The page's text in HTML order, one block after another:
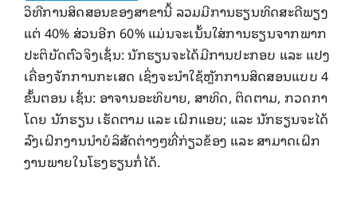
ວິທີ​ການ​ສິດສອນ​ຂອງ​ສາຂາ​ນີ້ ລວມມີ​ການ​ຮຽນທິດສະດີພຽງ
ແຕ່ 40% ສ່ວນອີກ 60% ແມ່ນຈະເນັ້ນ​ໃສ່ການຮຽນຈາກ​ພາກ
ປະຕິບັດຕົວຈິງ​ເຊັ່ນ: ນັກຮຽນຈະໄດ້ມີການປະກອບ ແລະ ແປງ
ເຄື່ອງຈັກການກະເສດ ​ເຊິ່ງຈະ​ນໍາ​ໃຊ້​ຫຼັກການ​ສິດສອນ​ແບບ 4
ຂັ້ນຕອນ​ ​ເຊັ່ນ: ອາຈານ​ອະທິບາຍ​, ສາທິດ, ຕິດຕາມ, ກວດກາ ​​
ໂດຍ ນັກຮຽນ ​ເຮັດ​ຕາມ ​ແລະ ​ເຝິກ​ແອບ; ​ແລະ ນັກຮຽນຈະໄດ້
ລົງ​ເຝິກງານນໍາບໍລິສັດຕ່າງໆທີ່ກ່ຽວຂ້ອງ ​ແລະ ສາມາດເຝິກ
ງານພາຍໃນໂຮງຮຽນກໍ່ໄດ້.